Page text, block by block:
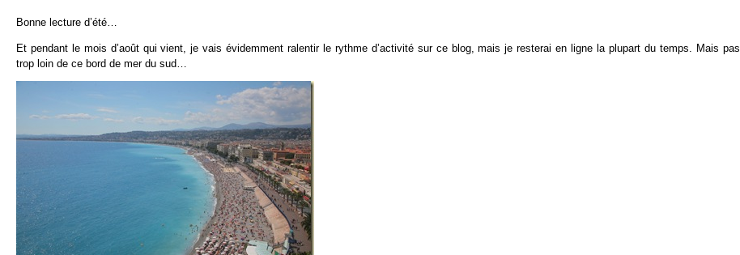
Bonne lecture d’été…
Et pendant le mois d’août qui vient, je vais évidemment ralentir le rythme d’activité sur ce blog, mais je resterai en ligne la plupart du temps. Mais pas
trop loin de ce bord de mer du sud…